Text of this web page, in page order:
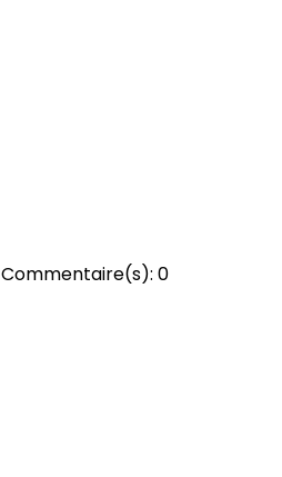
Commentaire(s): 0